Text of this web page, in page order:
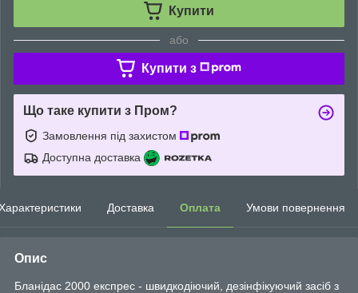
Купити
або
Купити з
Що таке купити з Пром?
Замовлення під захистом
Доступна доставка
Доставка Оплата Умови повернення
Опис
Бланідас 2000 експрес - швидкодіючий, дезінфікуючий засіб з